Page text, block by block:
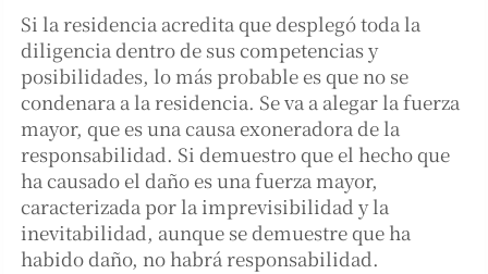
Si la residencia acredita que desplegó toda la
diligencia dentro de sus competencias y
posibilidades, lo más probable es que no se
condenara a la residencia. Se va a alegar la fuerza
mayor, que es una causa exoneradora de la
responsabilidad. Si demuestro que el hecho que
ha causado el daño es una fuerza mayor,
caracterizada por la imprevisibilidad y la
inevitabilidad, aunque se demuestre que ha
habido daño, no habrá responsabilidad.